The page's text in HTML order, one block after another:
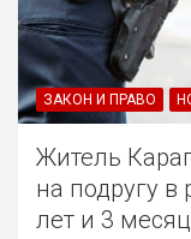
ЗАКОН И ПРАВО
Житель
на подругу
лет и 3